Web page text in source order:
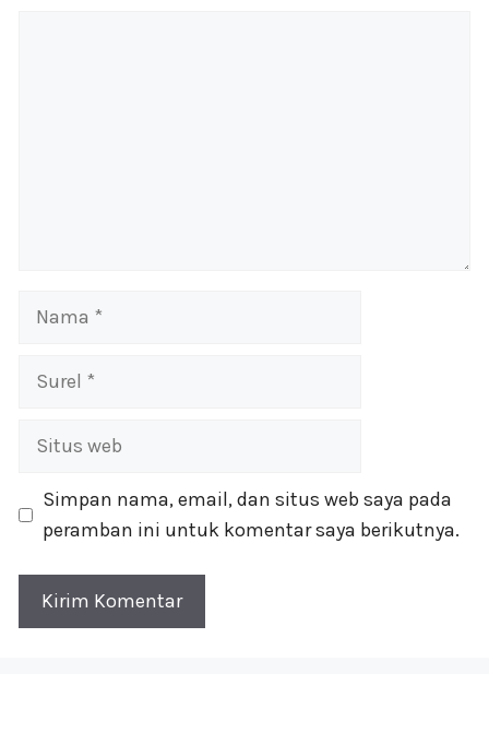
Nama
Surel
Situs
Simpan nama, email, dan situs web saya pada
peramban ini untuk komentar saya berikutnya.